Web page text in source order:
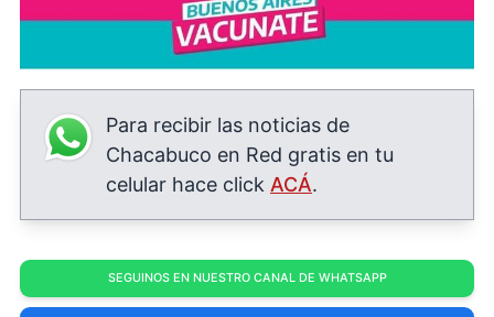
Para recibir las noticias de
Chacabuco en Red gratis en tu
celular hace click ACÁ.
SEGUINOS EN NUESTRO CANAL DE WHATSAPP